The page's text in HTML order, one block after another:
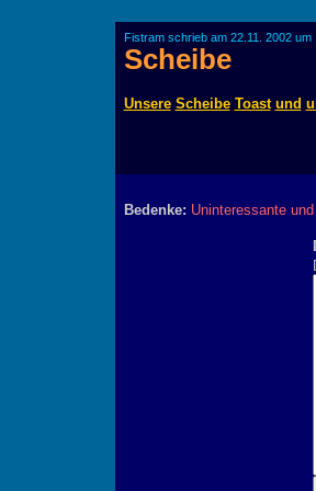
Fistram schrieb am 22.11. 2002 um
Scheibe
Unsere Scheibe Toast und
Bedenke: Uninteressante